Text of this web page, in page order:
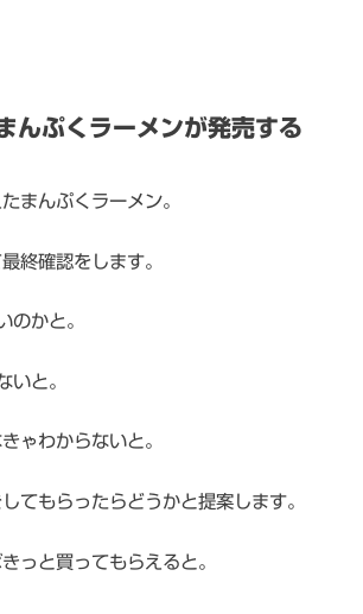
ぷくラーメンが発売する
まんぷくラーメン。
終確認をします。
かと。
と。
ゃわからないと。
てもらったらどうかと提案します。
っと買ってもらえると。